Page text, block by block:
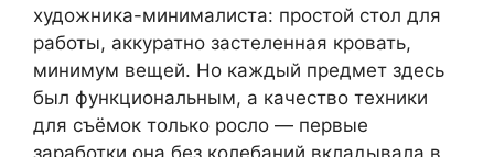
художника-минималиста: простой стол для
работы, аккуратно застеленная кровать,
минимум вещей. Но каждый предмет здесь
был функциональным, а качество техники
для съёмок только росло — первые
заработки она без колебаний вкладывала в